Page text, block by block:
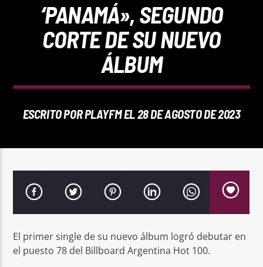
0:00
PlayFM 95.9
‘PANAMÁ», SEGUNDO
CORTE DE SU NUEVO
ÁLBUM
ESCRITO PORPLAYFMEL 28 DE AGOSTO DE 2023
El primer single de su nuevo álbum logró debutar en
el puesto 78 del Billboard Argentina Hot 100.